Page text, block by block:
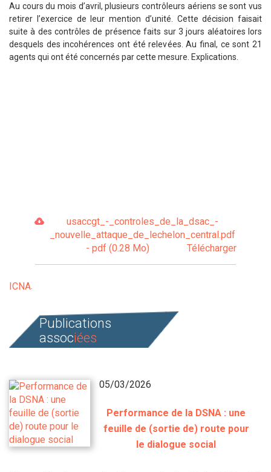
Au cours du mois d’avril, plusieurs contrôleurs aériens se sont vus
retirer l’exercice de leur mention d’unité. Cette décision faisait
suite à des contrôles de présence faits sur 3 jours aléatoires lors
desquels des incohérences ont été relevées. Au final, ce sont 21
agents qui ont été concernés par cette mesure. Explications.
usaccgt_-_controles_de_la_dsac_-
_nouvelle_attaque_de_lechelon_central.pdf
- pdf (0.28 Mo)
Télécharger
ICNA
Publications
associées
05/03/2026
Performance de la DSNA : une
feuille de (sortie de) route pour
le dialogue social